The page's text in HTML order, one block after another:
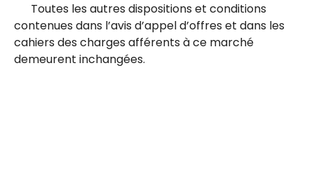
Toutes les autres dispositions et conditions
contenues dans l’avis d’appel d’offres et dans les
cahiers des charges afférents à ce marché
demeurent inchangées.